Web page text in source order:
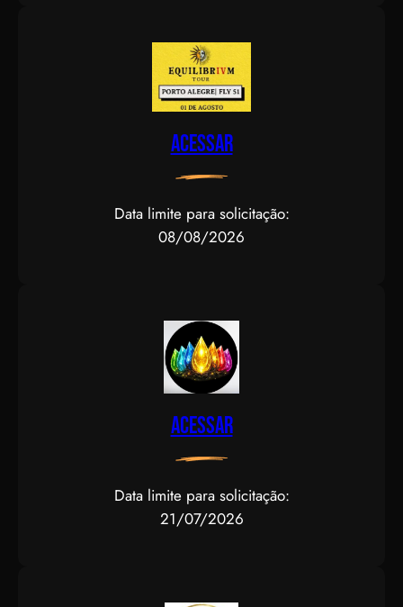
Acessar
Data limite para solicitação:
08/08/2026
Acessar
Data limite para solicitação:
21/07/2026